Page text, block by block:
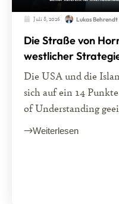
Juli 8, 2026 Lukas Behrendt
Die Straße von
westlicher
Die USA und die
sich auf ein 14
of Understanding
Weiterlesen